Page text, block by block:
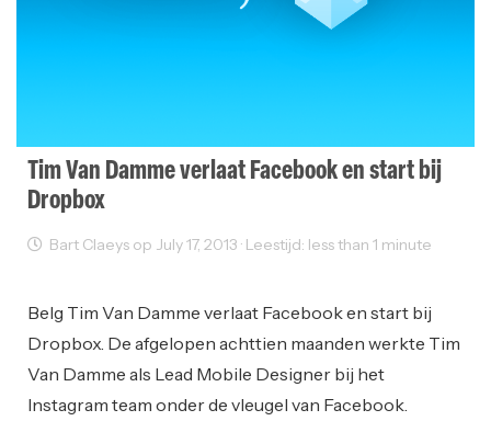
Tim Van Damme verlaat Facebook en start bij
Dropbox
Bart Claeys op July 17, 2013 · Leestijd: less than 1 minute
Belg Tim Van Damme verlaat Facebook en start bij
Dropbox. De afgelopen achttien maanden werkte Tim
Van Damme als Lead Mobile Designer bij het
Instagram team onder de vleugel van Facebook.